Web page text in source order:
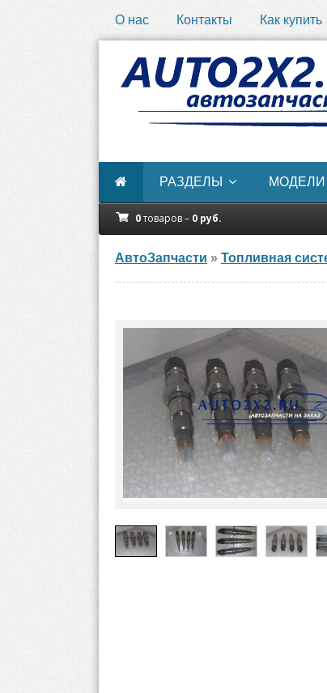
О нас Контакты Как купить
РАЗДЕЛЫ МОДЕЛИ
0товаров – 0 руб.
АвтоЗапчасти » Топливная